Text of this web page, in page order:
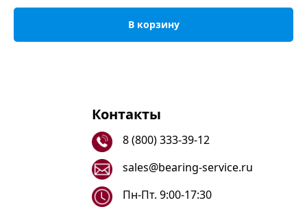
В корзину
Контакты
8 (800) 333-39-12
sales@bearing-service.ru
Пн-Пт. 9:00-17:30